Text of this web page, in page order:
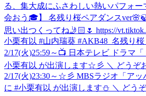
る、集大成にふさわしい熱いパフォー
会おう🎓】 名残り桜ペアダンス
思い出つくってね🤳🏻🌷 https://
小栗有以 #山内瑞葵 #AKB48_名残り
2/17(火)25:59～📺 日本テレビ ドラマ
小栗有以 が出演します☆彡 ＼ どうぞ
2/17(火)23:30～☆彡 MBSラジオ「アッ
に #小栗有以 が出演します⛄ ＼ どう